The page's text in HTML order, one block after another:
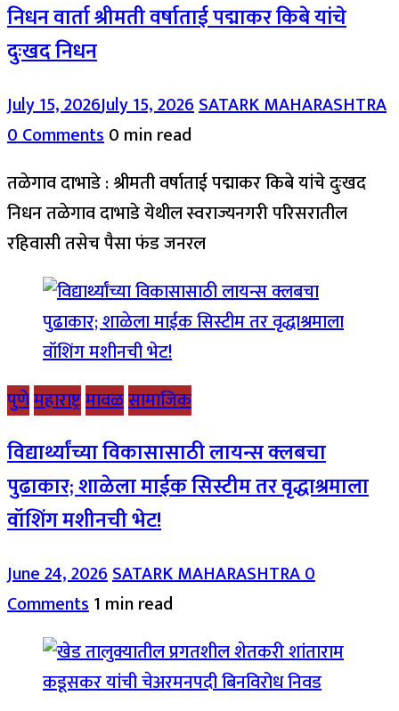
निधन वार्ता श्रीमती वर्षाताई पद्माकर किबे यांचे
दुःखद निधन
July 15, 2026July 15, 2026SATARK MAHARASHTRA
0 Comments0 min read
तळेगाव दाभाडे : श्रीमती वर्षाताई पद्माकर किबे यांचे दुःखद
निधन तळेगाव दाभाडे येथील स्वराज्यनगरी परिसरातील
रहिवासी तसेच पैसा फंड जनरल
पुणेमहाराष्ट्रमावळसामाजिक
विद्यार्थ्यांच्या विकासासाठी लायन्स क्लबचा
पुढाकार; शाळेला माईक सिस्टीम तर वृद्धाश्रमाला
वॉशिंग मशीनची भेट!
June 24, 2026SATARK MAHARASHTRA0
Comments1 min read